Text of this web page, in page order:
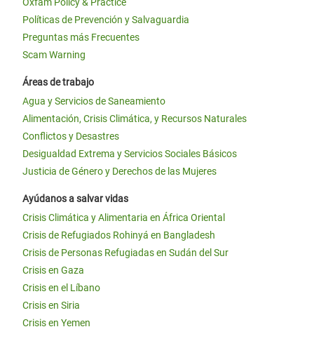
Políticas de Prevención y Salvaguardia
Preguntas más Frecuentes
Scam Warning
Áreas de trabajo
Agua y Servicios de Saneamiento
Alimentación, Crisis Climática, y Recursos Naturales
Conflictos y Desastres
Desigualdad Extrema y Servicios Sociales Básicos
Justicia de Género y Derechos de las Mujeres
Ayúdanos a salvar vidas
Crisis Climática y Alimentaria en África Oriental
Crisis de Refugiados Rohinyá en Bangladesh
Crisis de Personas Refugiadas en Sudán del Sur
Crisis en Gaza
Crisis en el Líbano
Crisis en Siria
Crisis en Yemen